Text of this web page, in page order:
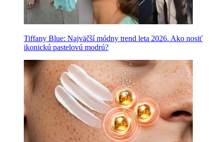
Tiffany Blue: Najväčší módny trend leta 2026. Ako nosiť
ikonickú pastelovú modrú?